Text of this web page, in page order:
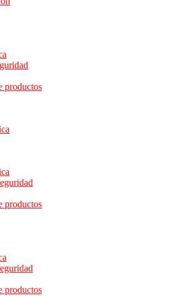
productos
productos
productos